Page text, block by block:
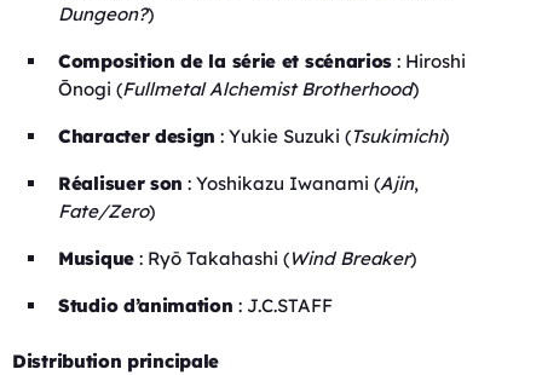
Dungeon?)
Composition de la série et scénarios : Hiroshi
Ōnogi (Fullmetal Alchemist Brotherhood)
Character design : Yukie Suzuki (Tsukimichi)
Réalisuer son : Yoshikazu Iwanami (Ajin,
Fate/Zero)
Musique: Ryō Takahashi (Wind Breaker)
Studio d’animation : J.C.STAFF
Distribution principale